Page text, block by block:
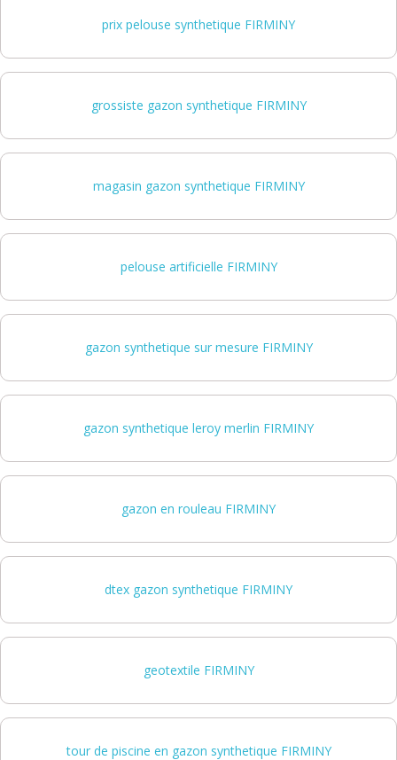
prix pelouse synthetique FIRMINY
grossiste gazon synthetique FIRMINY
magasin gazon synthetique FIRMINY
pelouse artificielle FIRMINY
gazon synthetique sur mesure FIRMINY
gazon synthetique leroy merlin FIRMINY
gazon en rouleau FIRMINY
dtex gazon synthetique FIRMINY
geotextile FIRMINY
tour de piscine en gazon synthetique FIRMINY